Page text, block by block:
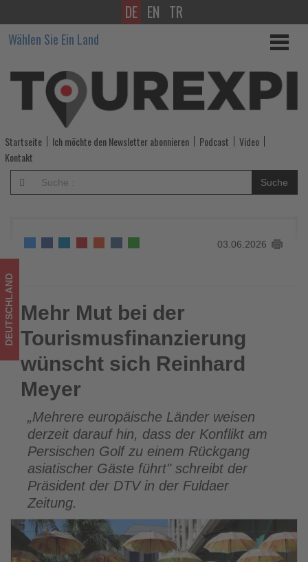
Mehr
Mut
bei
der
Tourismusfinanzierung
wünscht
sich
Meyer
-
Wissen,
was
im
Tourismus
los
ist!
DE EN TR
Wählen Sie Ein Land
Startseite Ich möchte den Newsletter abonnieren Podcast
Video
Kontakt
Suche
03.06.2026
Mehr Mut bei der Tourismusfinanzierung wünscht sich
Reinhard Meyer
DEUTSCHLAND Mehr Mut bei der
Tourismusfinanzierung
wünscht sich Reinhard
Meyer
„Mehrere europäische Länder weisen
derzeit darauf hin, dass der Konflikt am
Persischen Golf zu einem Rückgang
asiatischer Gäste führt" schreibt der
Präsident der DTV in der Fuldaer
Zeitung.